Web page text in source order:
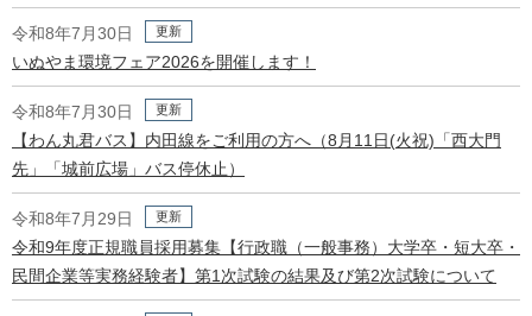
令和8年7月30日 更新
いぬやま環境フェア2026を開催します！
令和8年7月30日 更新
【わん丸君バス】内田線をご利用の方へ（8月11日(火祝)「西大門
先」「城前広場」バス停休止）
令和8年7月29日 更新
令和9年度正規職員採用募集【行政職（一般事務）大学卒・短大卒・
民間企業等実務経験者】第1次試験の結果及び第2次試験について